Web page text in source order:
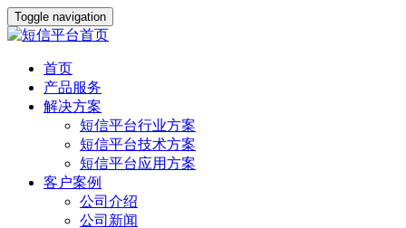
Toggle navigation
首页
产品服务
解决方案
短信平台行业方案
短信平台技术方案
短信平台应用方案
客户案例
公司介绍
公司新闻